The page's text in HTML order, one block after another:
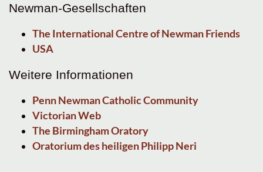
Newman-Gesellschaften
The International Centre of Newman Friends
USA
Weitere Informationen
Penn Newman Catholic Community
Victorian Web
The Birmingham Oratory
Oratorium des heiligen Philipp Neri